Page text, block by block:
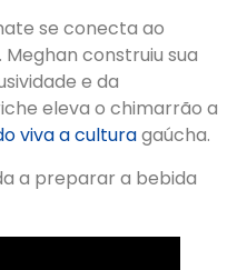
se conecta ao
construiu sua
e da
eleva o chimarrão a
viva a culturagaúcha.
a preparar a bebida